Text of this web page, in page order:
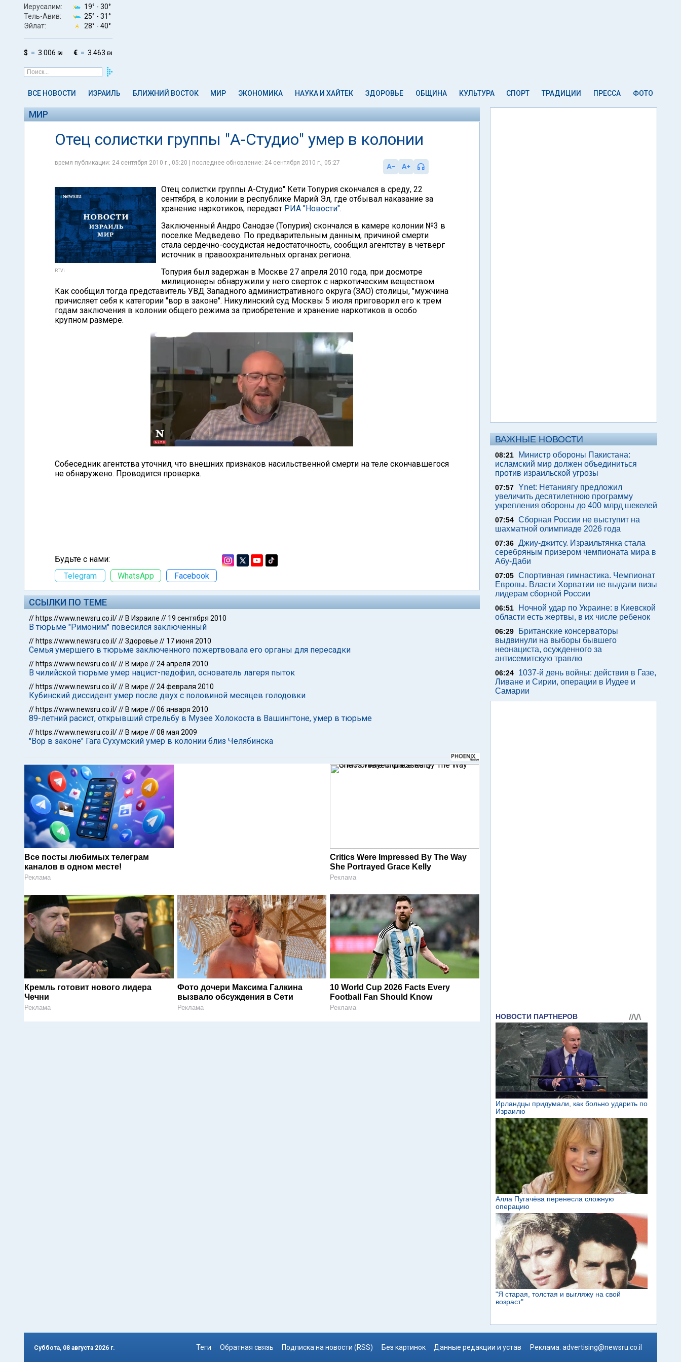
Иерусалим: 19° - 30°
Тель-Авив:
25° - 31°
Эйлат:
28° - 40°
$ 3.006 ₪ € 3.463 ₪
ВСЕ НОВОСТИ ИЗРАИЛЬ БЛИЖНИЙ ВОСТОК МИР ЭКОНОМИКА НАУКА И ХАЙТЕК ЗДОРОВЬЕ ОБЩИНА КУЛЬТУРА СПОРТ ТРАДИЦИИ ПРЕССА ФОТО
МИР
Отец солистки группы "А-Студио" умер в колонии
время публикации: 24 сентября 2010 г., 05:20 | последнее обновление: 24 сентября 2010 г., 05:27
RTVi
Отец солистки группы А-Студио" Кети Топурия скончался в среду, 22
сентября, в колонии в республике Марий Эл, где отбывал наказание за
хранение наркотиков, передает РИА "Новости".
Заключенный Андро Санодзе (Топурия) скончался в камере колонии №3 в
поселке Медведево. По предварительным данным, причиной смерти
стала сердечно-сосудистая недостаточность, сообщил агентству в четверг
источник в правоохранительных органах региона.
Топурия был задержан в Москве 27 апреля 2010 года, при досмотре
милиционеры обнаружили у него сверток с наркотическим веществом.
Как сообщил тогда представитель УВД Западного административного округа (ЗАО) столицы, "мужчина
причисляет себя к категории "вор в законе". Никулинский суд Москвы 5 июля приговорил его к трем
годам заключения в колонии общего режима за приобретение и хранение наркотиков в особо
крупном размере.
Собеседник агентства уточнил, что внешних признаков насильственной смерти на теле скончавшегося
не обнаружено. Проводится проверка.
Будьте с нами:
Telegram
WhatsApp Facebook
ССЫЛКИ ПО ТЕМЕ
// https://www.newsru.co.il/// В Израиле // 19 сентября 2010
В тюрьме "Римоним" повесился заключенный
// https://www.newsru.co.il///Здоровье // 17 июня 2010
Семья умершего в тюрьме заключенного пожертвовала его органы для пересадки
// https://www.newsru.co.il/// В мире //24 апреля 2010
В чилийской тюрьме умер нацист-педофил, основатель лагеря пыток
// https://www.newsru.co.il/// В мире //24 февраля 2010
Кубинский диссидент умер после двух с половиной месяцев голодовки
// https://www.newsru.co.il/// В мире //06 января 2010
89-летний расист, открывший стрельбу в Музее Холокоста в Вашингтоне, умер в тюрьме
// https://www.newsru.co.il/// В мире //08 мая 2009
"Вор в законе" Гага Сухумский умер в колонии близ Челябинска
Все посты любимых телеграм
каналов в одном месте!
Реклама
Critics Were Impressed By The Way
She Portrayed Grace Kelly
Реклама
Кремль готовит нового лидера
Чечни
Реклама
Фото дочери Максима Галкина
вызвало обсуждения в Сети
Реклама
10 World Cup 2026 Facts Every
Football Fan Should Know
Реклама
ВАЖНЫЕ НОВОСТИ
08:21
Министр обороны Пакистана:
исламский мир должен объединиться
против израильской угрозы
07:57 Ynet: Нетаниягу предложил
увеличить десятилетнюю программу
укрепления обороны до 400 млрд шекелей
07:54 Сборная России не выступит на
шахматной олимпиаде 2026 года
07:36 Джиу-джитсу. Израильтянка стала
серебряным призером чемпионата мира в
Абу-Даби
07:05 Спортивная гимнастика. Чемпионат
Европы. Власти Хорватии не выдали визы
лидерам сборной России
06:51
Ночной удар по Украине: в Киевской
области есть жертвы, в их числе ребенок
06:29
Британские консерваторы
выдвинули на выборы бывшего
неонациста, осужденного за
антисемитскую травлю
06:24
1037-й день войны: действия в Газе,
Ливане и Сирии, операции в Иудее и
Самарии
Суббота, 08 августа 2026 г. Теги Обратная связь Подписка на новости (RSS) Без картинок Данные редакции и устав Реклама: advertising@newsru.co.il